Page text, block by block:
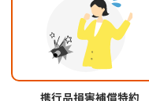
携行品損害補償特約